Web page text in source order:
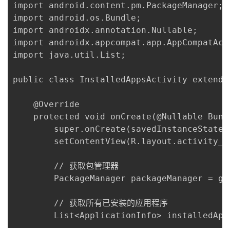
发
者
学
堂
Programs
的
支
持
我
import android.content.pm.PackageManager;
import android.os.Bundle;
import androidx.annotation.Nullable;
import
import java.util.List;
public class InstalledAppsActivity extends
    @Override
protected void onCreate(@Nullable
        // 获取包管理器
PackageManager packageManager =
        // 获取所有已安装的应用程序
List<ApplicationInfo>